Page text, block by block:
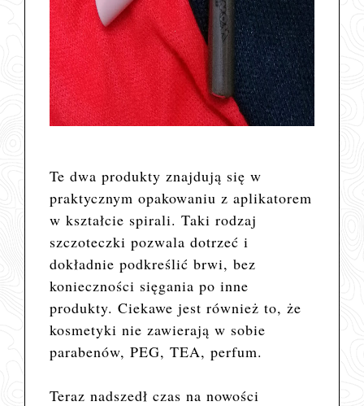
Te dwa produkty znajdują się w
praktycznym opakowaniu z aplikatorem
w kształcie spirali. Taki rodzaj
szczoteczki pozwala dotrzeć i
dokładnie podkreślić brwi, bez
konieczności sięgania po inne
produkty. Ciekawe jest również to, że
kosmetyki nie zawierają w sobie
parabenów, PEG, TEA, perfum.
Teraz nadszedł czas na nowości